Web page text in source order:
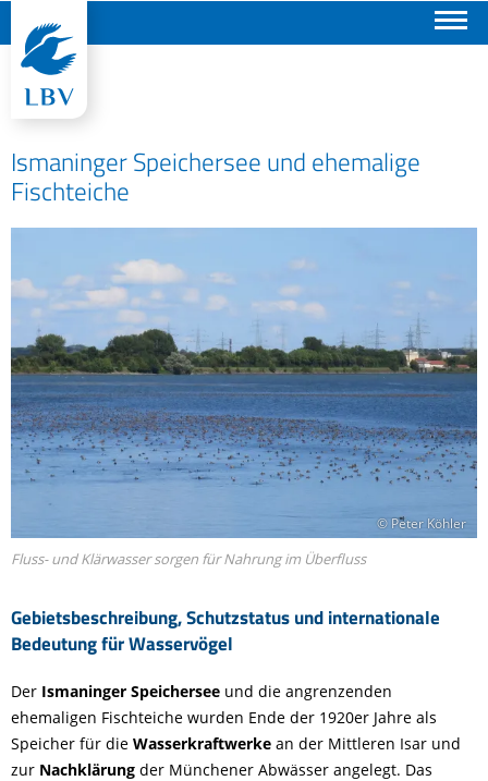
Ismaninger Speichersee und ehemalige
Fischteiche
Gebietsbeschreibung, Schutzstatus und internationale
Bedeutung für Wasservögel
© Peter Köhler
Fluss- und Klärwasser sorgen für Nahrung im Überfluss
Der Ismaninger Speichersee und die angrenzenden
ehemaligen Fischteiche wurden Ende der 1920er Jahre als
Speicher für die Wasserkraftwerke an der Mittleren Isar und
zur Nachklärung der Münchener Abwässer angelegt. Das